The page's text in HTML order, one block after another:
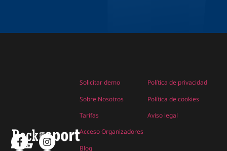
Solicitar demo
Sobre Nosotros
Tarifas
Acceso Organizadores
Blog
Política de privacidad
Política de cookies
Aviso legal